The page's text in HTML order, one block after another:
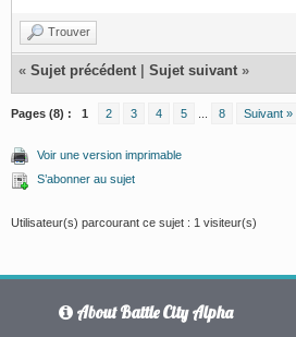
Trouver
« Sujet précédent Sujet suivant »
Pages (8) : 1 2 3 4 5 8 Suivant »
Voir une version imprimable
S’abonner au sujet
Utilisateur(s) parcourant ce sujet : 1 visiteur(s)
About Battle City Alpha